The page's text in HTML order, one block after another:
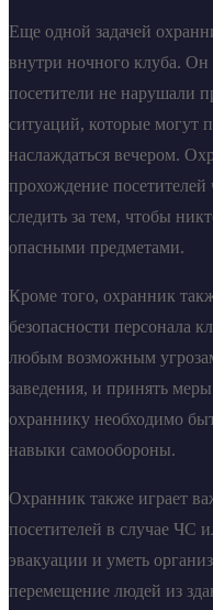
Еще одной задачей
внутри ночного клуба. Он
посетители не нарушали
ситуаций, которые могут
наслаждаться вечером.
прохождение посетителей
следить за тем, чтобы
опасными предметами.
Кроме того, охранник
безопасности персонала
любым возможным
заведения, и принять
охраннику необходимо
навыки самообороны.
Охранник также играет
посетителей в случае ЧС
эвакуации и уметь
перемещение людей из